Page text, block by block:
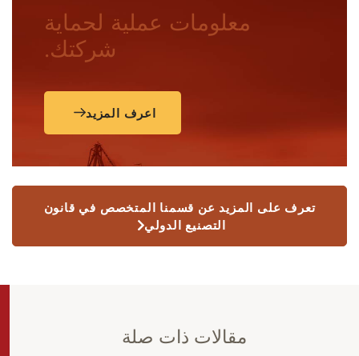
معلومات عملية لحماية
شركتك.
اعرف المزيد
تعرف على المزيد عن قسمنا المتخصص في قانون
التصنيع الدولي
مقالات ذات صلة